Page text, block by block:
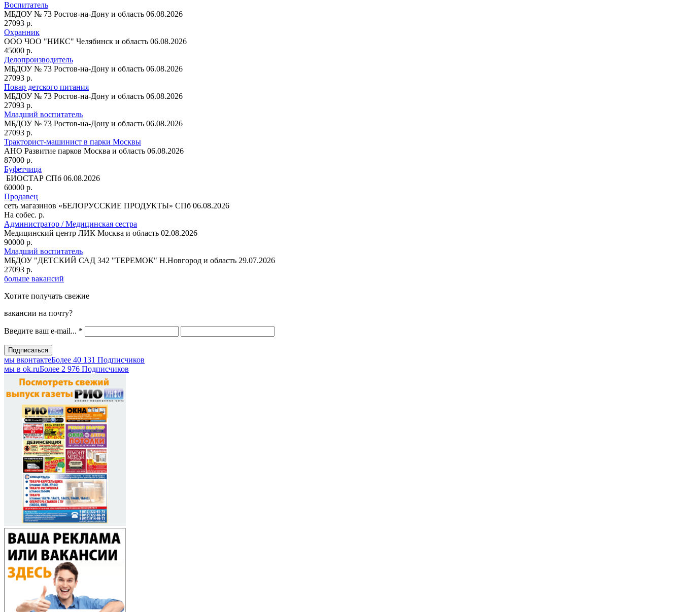
Воспитатель
МБДОУ № 73 Ростов-на-Дону и область 06.08.2026
27093 р.
Охранник
ООО ЧОО "НИКС" Челябинск и область 06.08.2026
45000 р.
Делопроизводитель
МБДОУ № 73 Ростов-на-Дону и область 06.08.2026
27093 р.
Повар детского питания
МБДОУ № 73 Ростов-на-Дону и область 06.08.2026
27093 р.
Младший воспитатель
МБДОУ № 73 Ростов-на-Дону и область 06.08.2026
27093 р.
Тракторист-машинист в парки Москвы
АНО Развитие парков Москва и область 06.08.2026
87000 р.
Буфетчица
БИОСТАР СПб 06.08.2026
60000 р.
Продавец
сеть магазинов «БЕЛОРУССКИЕ ПРОДУКТЫ» СПб 06.08.2026
На собес. р.
Администратор / Медицинская сестра
Медицинский центр ЛИК Москва и область 02.08.2026
90000 р.
Младший воспитатель
МБДОУ "ДЕТСКИЙ САД 342 "ТЕРЕМОК" Н.Новгород и область 29.07.2026
27093 р.
больше вакансий
Хотите получать свежие
вакансии на почту?
Введите ваш e-mail... *
мы вконтактеБолее 40 131 Подписчиков
мы в оk.ruБолее 2 976 Подписчиков